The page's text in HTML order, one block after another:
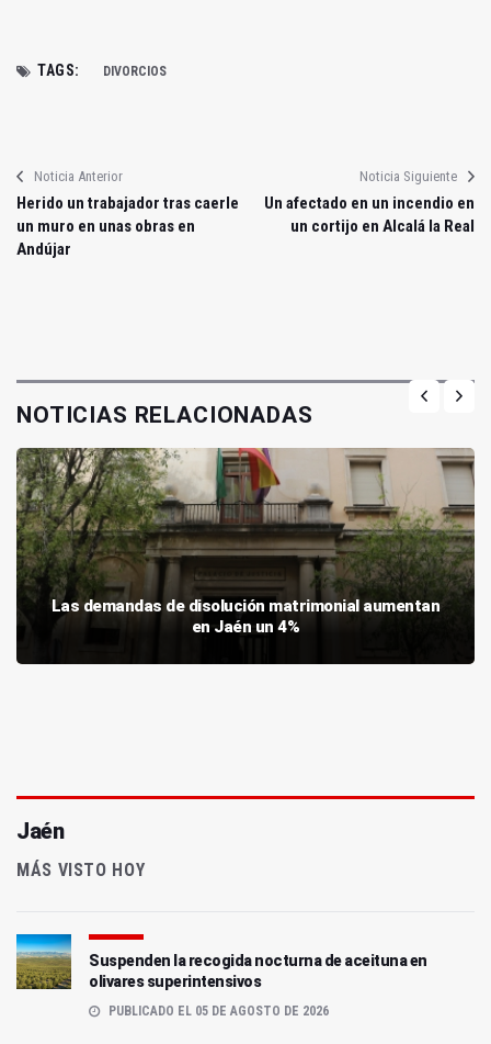
TAGS: DIVORCIOS
Noticia Anterior
Herido un trabajador tras caerle
un muro en unas obras en
Andújar
Noticia Siguiente
Un afectado en un incendio en
un cortijo en Alcalá la Real
NOTICIAS RELACIONADAS
Las demandas de disolución matrimonial aumentan
en Jaén un 4%
Jaén
MÁS VISTO HOY
Suspenden la recogida nocturna de aceituna en
olivares superintensivos
PUBLICADO EL 05 DE AGOSTO DE 2026